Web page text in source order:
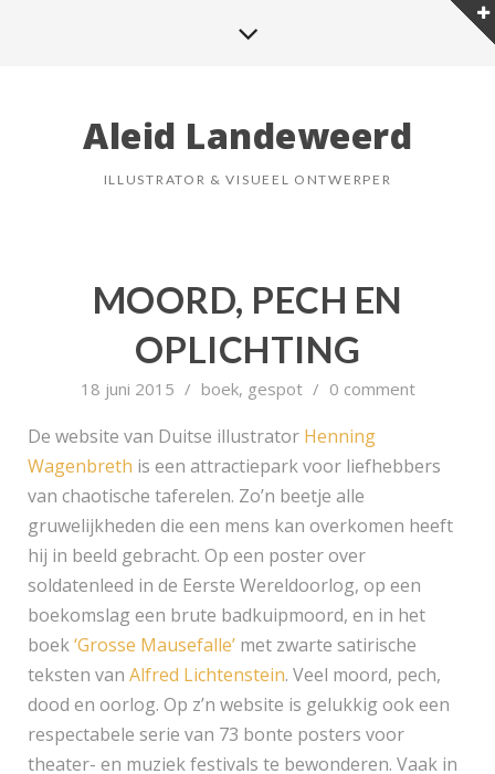
Aleid Landeweerd
ILLUSTRATOR & VISUEEL ONTWERPER
MOORD, PECH EN
OPLICHTING
18 juni 2015 / boek, gespot / 0 comment
De website van Duitse illustrator Henning
Wagenbreth is een attractiepark voor liefhebbers
van chaotische taferelen. Zo’n beetje alle
gruwelijkheden die een mens kan overkomen heeft
hij in beeld gebracht. Op een poster over
soldatenleed in de Eerste Wereldoorlog, op een
boekomslag een brute badkuipmoord, en in het
boek‘Grosse Mausefalle’ met zwarte satirische
teksten vanAlfred Lichtenstein. Veel moord, pech,
dood en oorlog. Op z’n website is gelukkig ook een
respectabele serie van 73 bonte posters voor
theater- en muziek festivals te bewonderen. Vaak in